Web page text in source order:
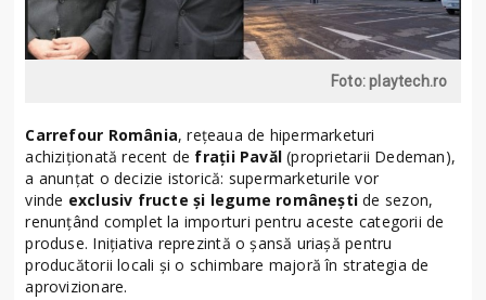
Foto: playtech.ro
Carrefour România, rețeaua de hipermarketuri
achiziționată recent de frații Pavăl (proprietarii Dedeman),
a anunțat o decizie istorică: supermarketurile vor
vinde exclusiv fructe și legume românești de sezon,
renunțând complet la importuri pentru aceste categorii de
produse. Inițiativa reprezintă o șansă uriașă pentru
producătorii locali și o schimbare majoră în strategia de
aprovizionare.